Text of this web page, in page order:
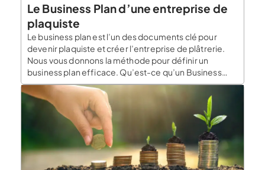
Le Business Plan d’une entreprise de
plaquiste
Le business plan est l’un des documents clé pour
devenir plaquiste et créer l’entreprise de plâtrerie.
Nous vous donnons la méthode pour définir un
business plan efficace. Qu’est-ce qu’un Business
plan ? Le business plan est le document permettant
de décrire votre projet. Dans ce document, vous
devez décrire de manière synthétique votre projet
d’entreprise de […]